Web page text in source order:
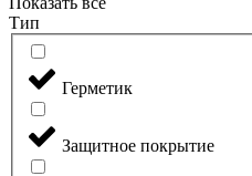
Тип
Герметик
Защитное покрытие